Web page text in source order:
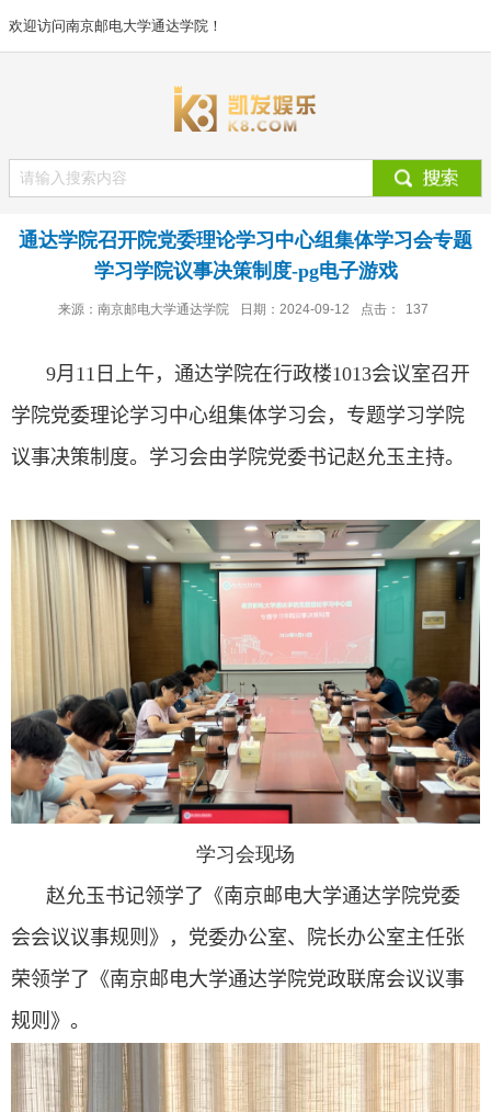
欢迎访问南京邮电大学通达学院！
通达学院召开院党委理论学习中心组集体学习会专题
学习学院议事决策制度-pg电子游戏
来源：南京邮电大学通达学院 日期：2024-09-12 点击： 137
9月 11 日上午，通达学院在行政楼1013会议室召开
学院党委理论学习中心组集体学习会，专题学习学院
议事决策制度。学习会由学院党委书记赵允玉主持。
学习会现场
赵允玉书记领学了《南京邮电大学通达学院党委
会会议议事规则》，党委办公室、院长办公室主任张
荣领学了《南京邮电大学通达学院党政联席会议议事
规则》。